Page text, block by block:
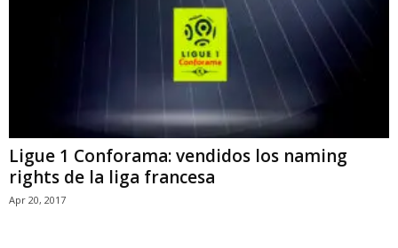
Ligue 1 Conforama: vendidos los naming
rights de la liga francesa
Apr 20, 2017